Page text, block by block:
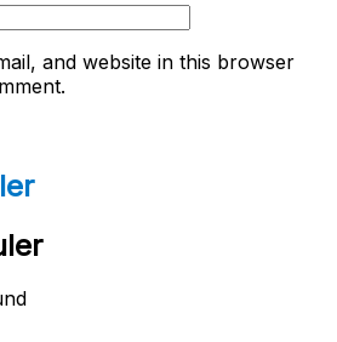
and website in this browser